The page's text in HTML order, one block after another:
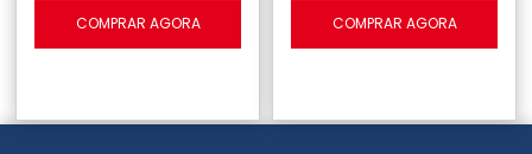
COMPRAR AGORA COMPRAR AGORA